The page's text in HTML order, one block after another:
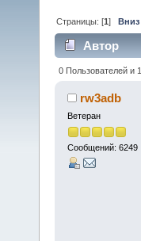
Страницы: [1]Вниз
Автор
0 Пользователей и
rw3adb
Ветеран
Сообщений: 6249